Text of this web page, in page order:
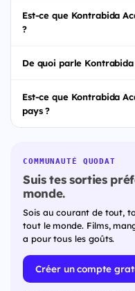
Est-ce que Kontrabida
?
De quoi parle
Est-ce que Kontrabida
pays ?
COMMUNAUTÉ QUODAT
Suis tes sorties
monde.
Sois au courant de tout,
tout le monde. Films,
a pour tous les goûts.
Créer un compte